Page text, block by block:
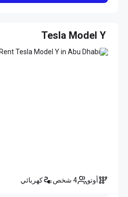
Tesla Model Y
أوتو 4 شخص كهربائي